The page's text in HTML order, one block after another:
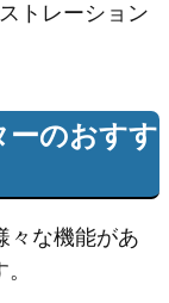
トレーション
のおすす
々な機能があ